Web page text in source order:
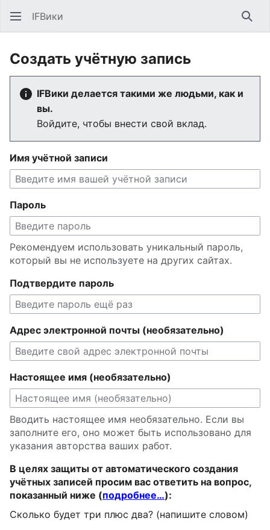
IFВики
Создать учётную запись
IFВики делается такими же людьми, как и
вы.
Войдите, чтобы внести свой вклад.
Имя учётной записи
Пароль
Рекомендуем использовать уникальный пароль,
который вы не используете на других сайтах.
Подтвердите пароль
Адрес электронной почты (необязательно)
Настоящее имя (необязательно)
Вводить настоящее имя необязательно. Если вы
заполните его, оно может быть использовано для
указания авторства ваших работ.
В целях защиты от автоматического создания
учётных записей просим вас ответить на вопрос,
показанный ниже (подробнее…):
Сколько будет три плюс два? (напишите словом)